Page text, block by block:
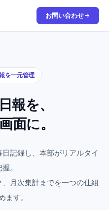
お問い合わせ
を一元管理
報を、
面に。
記録し、本部がリアルタイ
。
月次集計までを一つの仕組
ます。